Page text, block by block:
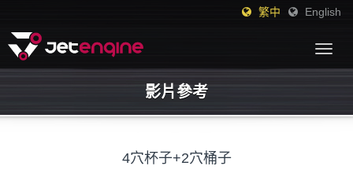
繁中 English
影片參考
4穴杯子+2穴桶子